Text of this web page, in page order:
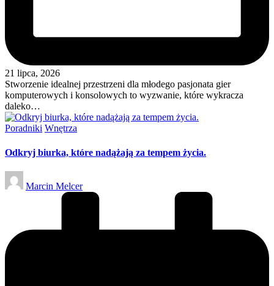
21 lipca, 2026
Stworzenie idealnej przestrzeni dla młodego pasjonata gier
komputerowych i konsolowych to wyzwanie, które wykracza
daleko…
Posted
Poradniki Wnętrza
Odkryj biurka, które nadążają za tempem życia.
Posted
by
Marcin Melcer